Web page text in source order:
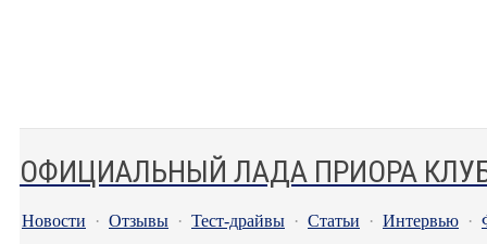
ОФИЦИАЛЬНЫЙ ЛАДА ПРИОРА
Новости · Отзывы · Тест-драйвы · Статьи · Интервью ·